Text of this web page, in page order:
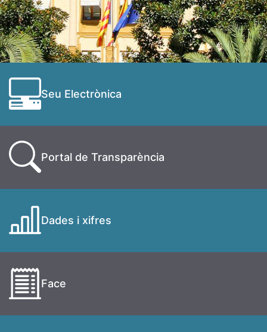
Seu Electrònica
Portal de Transparència
Dades i xifres
Face